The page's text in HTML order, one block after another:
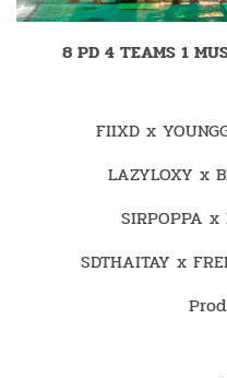
8 PD 4 TEAMS 1
FIIXD x
LAZYLOXY x
SIRPOPPA
SDTHAITAY x